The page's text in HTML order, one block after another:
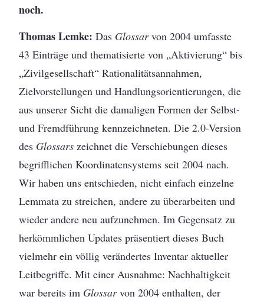
noch.
Thomas Lemke: Das Glossarvon 2004 umfasste
43 Einträge und thematisierte von „Aktivierung“ bis
„Zivilgesellschaft“ Rationalitätsannahmen,
Zielvorstellungen und Handlungsorientierungen, die
aus unserer Sicht die damaligen Formen der Selbst-
und Fremdführung kennzeichneten. Die 2.0-Version
des Glossarszeichnet die Verschiebungen dieses
begrifflichen Koordinatensystems seit 2004 nach.
Wir haben uns entschieden, nicht einfach einzelne
Lemmata zu streichen, andere zu überarbeiten und
wieder andere neu aufzunehmen. Im Gegensatz zu
herkömmlichen Updates präsentiert dieses Buch
vielmehr ein völlig verändertes Inventar aktueller
Leitbegriffe. Mit einer Ausnahme: Nachhaltigkeit
war bereits im Glossarvon 2004 enthalten, der